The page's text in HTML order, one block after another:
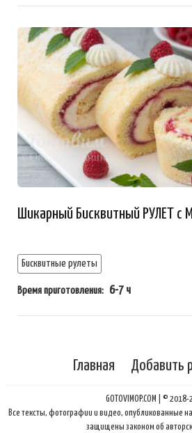
Шикарный Бисквитный РУЛЕТ с
Бисквитные рулеты
Время приготовления: 6-7 ч
Главная Добавить
GOTOVIMOP.COM | ©
Все тексты, фотографии и видео, опубликованные
защищены законом об